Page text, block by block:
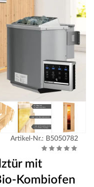
Artikel-Nr.: B5050782
mit
Kombiofen